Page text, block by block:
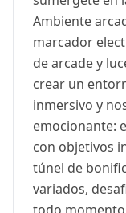
Ambiente
marcador
de arcade y
crear un
inmersivo y
emocionante:
con objetivos
túnel de
variados,